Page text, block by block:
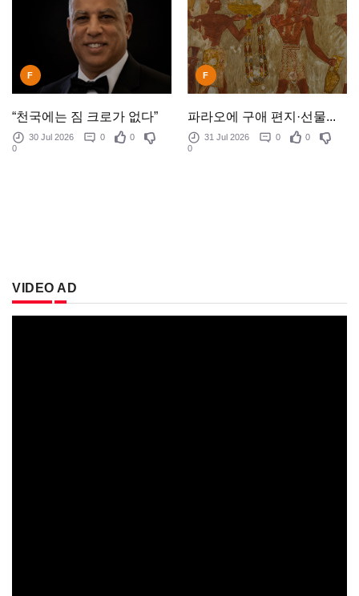
F
“천국에는 짐 크로가 없다”
30 Jul 2026 0
0
0
F
파라오에 구애 편지·선물...
31 Jul 2026 0
0
0
VIDEO AD